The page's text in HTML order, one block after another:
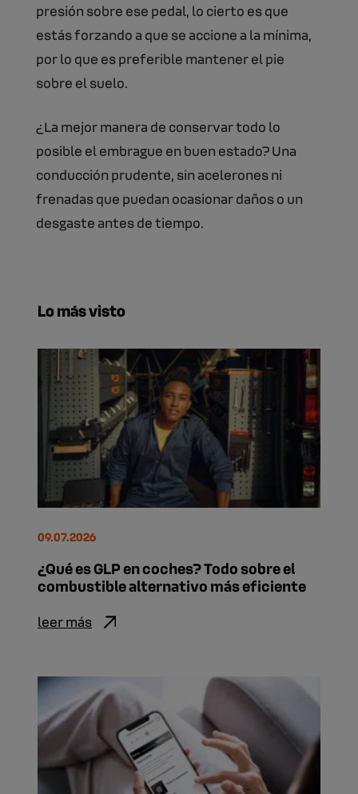
presión sobre ese pedal, lo cierto es que
estás forzando a que se accione a la mínima,
por lo que es preferible mantener el pie
sobre el suelo.
¿La mejor manera de conservar todo lo
posible el embrague en buen estado? Una
conducción prudente, sin acelerones ni
frenadas que puedan ocasionar daños o un
desgaste antes de tiempo.
Lo más visto
¿Qué es GLP en coches? Todo sobre el
combustible alternativo más eficiente
09.07.2026
leer más